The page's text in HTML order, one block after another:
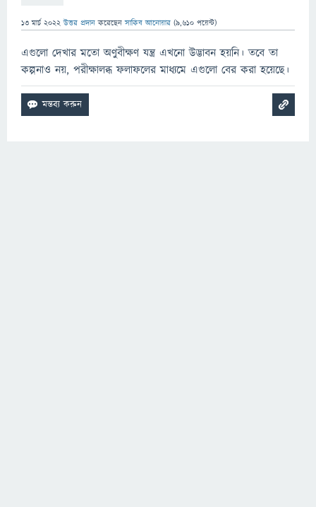
13 মার্চ 2022 উত্তর প্রদান করেছেনসাকিব আনোয়ার (9,610 পয়েন্ট)
এগুলো দেখার মতো অণুবীক্ষণ যন্ত্র এখনো উদ্ভাবন হয়নি। তবে তা
কল্পনাও নয়, পরীক্ষালব্ধ ফলাফলের মাধ্যমে এগুলো বের করা হয়েছে।